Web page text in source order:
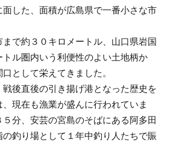
した、面積が広島県で一番小さな市
で約３０キロメートル、山口県岩国
ル圏内いう利便性のよい土地柄か
として栄えてきました。
後直後の引き揚げ港となった歴史を
現在も漁業が盛んに行われていま
分、安芸の宮島のそばにある阿多田
釣り場として１年中釣り人たちで賑